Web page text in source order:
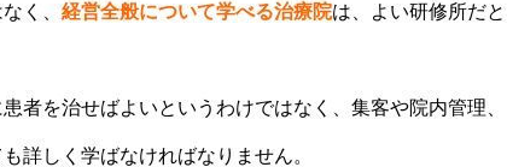
く、 経営全般について学べる治療院は、よい研修所だと
者を治せばよいというわけではなく、集客や院内管理、
詳しく学ばなければなりません。